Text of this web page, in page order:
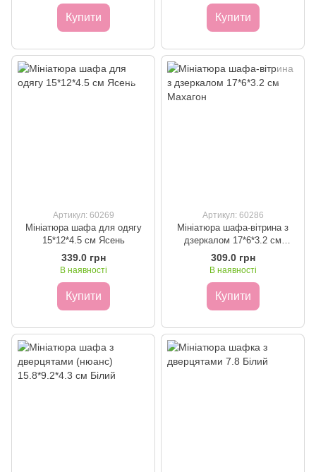
Купити Купити
Артикул: 60269
Мініатюра шафа для одягу
15*12*4.5 см Ясень
339.0 грн
В наявності
Купити
Артикул: 60286
Мініатюра шафа-вітрина з
дзеркалом 17*6*3.2 см
Махагон
309.0 грн
В наявності
Купити